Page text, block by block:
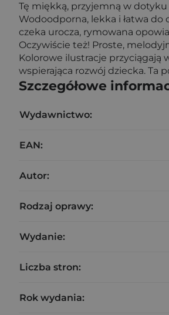
Tę miękką, przyjemną w
Wodoodporna, lekka i łatwa
czeka urocza, rymowana
Oczywiście też! Proste,
Kolorowe ilustracje przyciągają
wspierająca rozwój dziecka. Ta
Szczegółowe
Wydawnictwo:
EAN:
Autor:
Rodzaj oprawy:
Wydanie:
Liczba stron:
Rok wydania: